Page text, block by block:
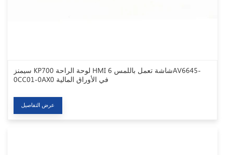
سيمنز KP700 لوحة الراحة HMI شاشة تعمل باللمس 6AV6645-
0CC01-0AX0 في الأوراق المالية
عرض التفاصيل